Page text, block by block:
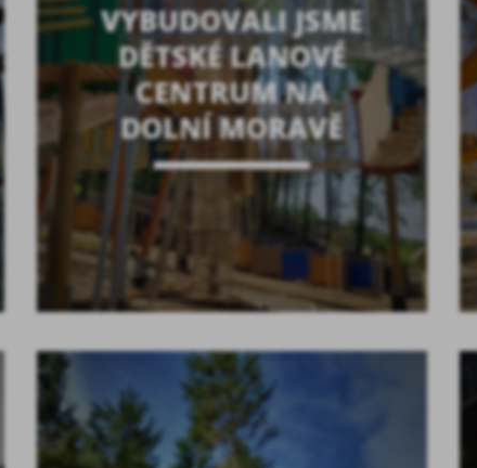
VYBUDOVALI JSME
DĚTSKÉ LANOVÉ
CENTRUM NA
DOLNÍ MORAVĚ